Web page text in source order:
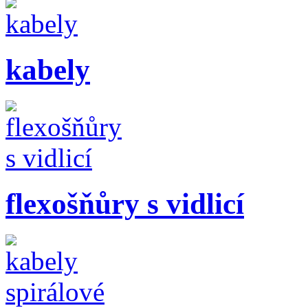
kabely
flexošňůry s vidlicí